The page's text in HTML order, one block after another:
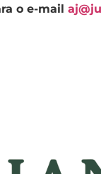
o e-mail